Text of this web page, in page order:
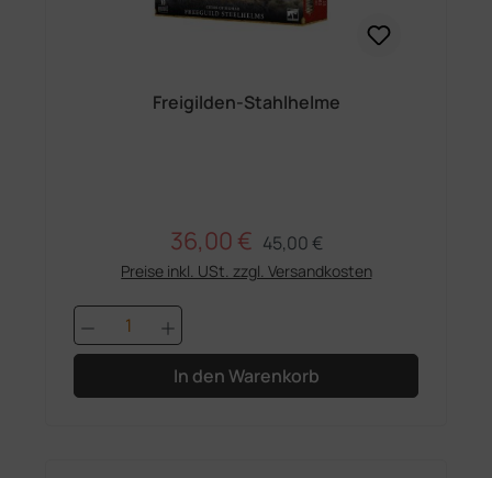
Freigilden-Stahlhelme
Verkaufspreis:
36,00 € Regulärer Preis:
45,00 €
Preise inkl. USt. zzgl. Versandkosten
Produkt Anzahl: Gib den
In den Warenkorb